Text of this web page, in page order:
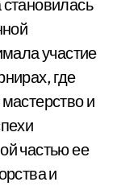
участие
где
и
частью ее
и